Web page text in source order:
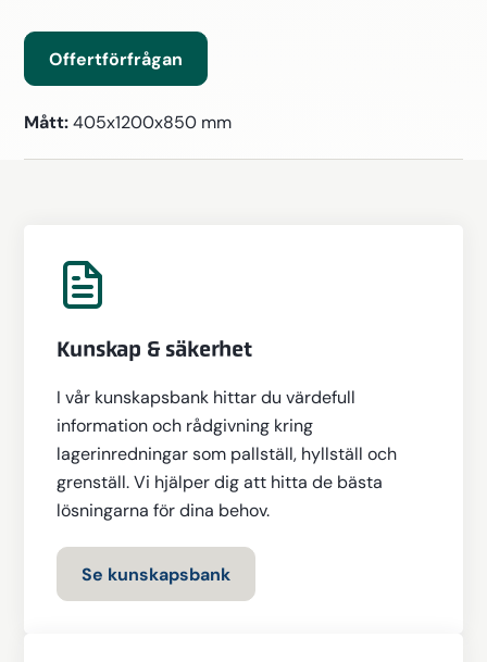
Offertförfrågan
Mått: 405x1200x850 mm
Kunskap & säkerhet
I vår kunskapsbank hittar du värdefull
information och rådgivning kring
lagerinredningar som pallställ, hyllställ och
grenställ. Vi hjälper dig att hitta de bästa
lösningarna för dina behov.
Se kunskapsbank